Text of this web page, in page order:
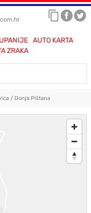
AUTO KARTA
ZRAKA
/ Donja Pištana